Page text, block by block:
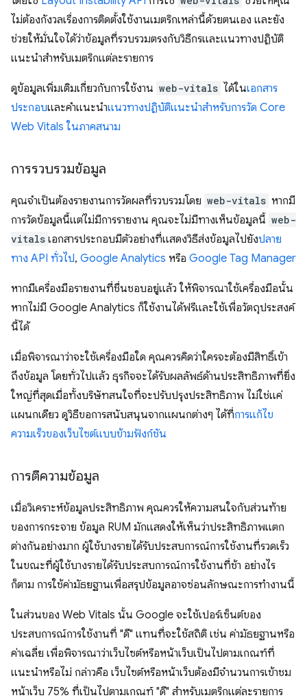
ไม่ต้องกังวลเรื่องการติดตั้งใช้งานเมตริกเหล่านี้ด้วยตนเอง และยัง
ช่วยให้มั่นใจได้ว่าข้อมูลที่รวบรวมตรงกับวิธีกรและแนวทางปฏิบัติ
แนะนำสำหรับเมตริกแต่ละรายการ
ดูข้อมูลเพิ่มเติมเกี่ยวกับการใช้งาน web-vitals ได้ในเอกสาร
ประกอบและคำแนะนำแนวทางปฏิบัติแนะนำสำหรับการวัด Core
Web Vitals ในภาคสนาม
การรวบรวมข้อมูล
คุณจำเป็นต้องรายงานการวัดผลที่รวบรวมโดย web-vitals หากมี
การวัดข้อมูลนี้แต่ไม่มีการรายงาน คุณจะไม่มีทางเห็นข้อมูลนี้ web-
vitals เอกสารประกอบมีตัวอย่างที่แสดงวิธีส่งข้อมูลไปยังปลาย
ทาง API ทั่วไป, Google Analytics หรือ Google Tag Manager
หากมีเครื่องมือรายงานที่ชื่นชอบอยู่แล้ว ให้พิจารณาใช้เครื่องมือนั้น
หากไม่มี Google Analytics ก็ใช้งานได้ฟรีและใช้เพื่อวัตถุประสงค์
นี้ได้
เมื่อพิจารณาว่าจะใช้เครื่องมือใด คุณควรคิดว่าใครจะต้องมีสิทธิ์เข้า
ถึงข้อมูล โดยทั่วไปแล้ว ธุรกิจจะได้รับผลลัพธ์ด้านประสิทธิภาพที่ยิ่ง
ใหญ่ที่สุดเมื่อทั้งบริษัทสนใจที่จะปรับปรุงประสิทธิภาพ ไม่ใช่แค่
แผนกเดียว ดูวิธีขอการสนับสนุนจากแผนกต่างๆ ได้ที่การแก้ไข
ความเร็วของเว็บไซต์แบบข้ามฟังก์ชัน
การตีความข้อมูล
เมื่อวิเคราะห์ข้อมูลประสิทธิภาพ คุณควรให้ความสนใจกับส่วนท้าย
ของการกระจาย ข้อมูล RUM มักแสดงให้เห็นว่าประสิทธิภาพแตก
ต่างกันอย่างมาก ผู้ใช้บางรายได้รับประสบการณ์การใช้งานที่รวดเร็ว
ในขณะที่ผู้ใช้บางรายได้รับประสบการณ์การใช้งานที่ช้า อย่างไร
ก็ตาม การใช้ค่ามัธยฐานเพื่อสรุปข้อมูลอาจซ่อนลักษณะการทำงานนี้
ในส่วนของ Web Vitals นั้น Google จะใช้เปอร์เซ็นต์ของ
ประสบการณ์การใช้งานที่ "ดี" แทนที่จะใช้สถิติ เช่น ค่ามัธยฐานหรือ
ค่าเฉลี่ย เพื่อพิจารณาว่าเว็บไซต์หรือหน้าเว็บเป็นไปตามเกณฑ์ที่
แนะนำหรือไม่ กล่าวคือ เว็บไซต์หรือหน้าเว็บต้องมีจำนวนการเข้าชม
หน้าเว็บ 75% ที่เป็นไปตามเกณฑ์ "ดี" สำหรับเมตริกแต่ละรายการ